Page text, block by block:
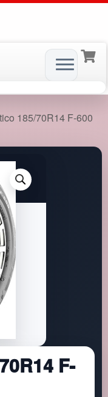
185/70R14 F-600
F-